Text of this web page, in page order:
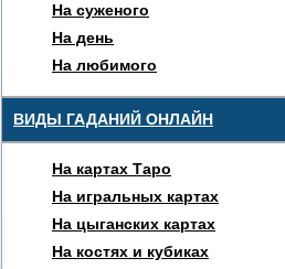
На суженого
На день
На любимого
ВИДЫ ГАДАНИЙ ОНЛАЙН
На картах Таро
На игральных картах
На цыганских картах
На костях и кубиках